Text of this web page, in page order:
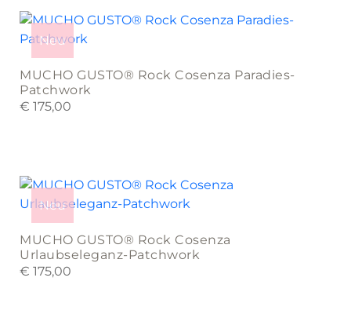
chosen
on
the
page
Neu
MUCHO GUSTO® Rock Cosenza Paradies-
Patchwork
€ 175,00
product
has
multiple
variants.
The
options
chosen
on
the
page
Neu
MUCHO GUSTO® Rock Cosenza
Urlaubseleganz-Patchwork
€ 175,00
product
has
multiple
variants.
The
options